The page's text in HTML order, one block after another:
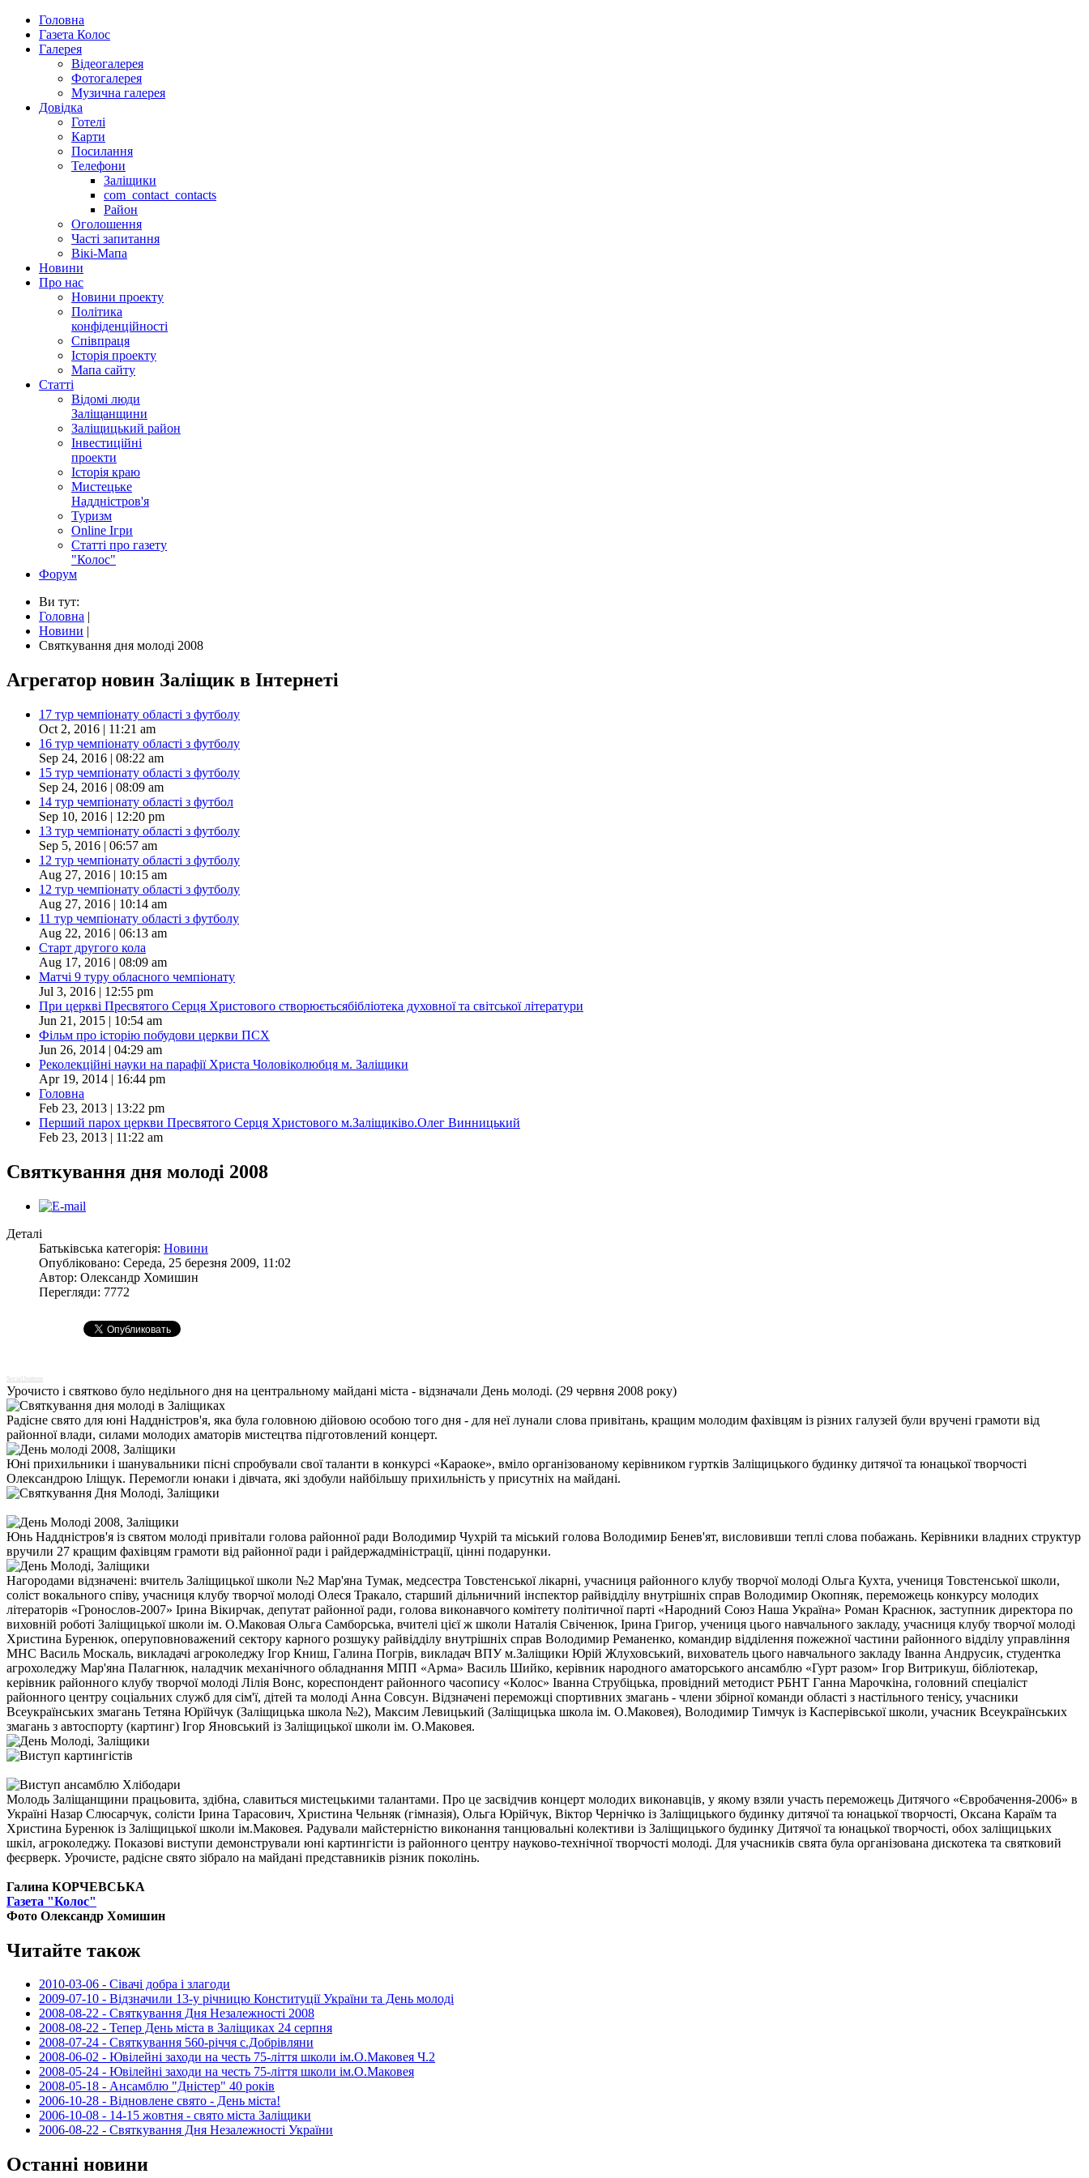
Головна
Газета Колос
Галерея
Відеогалерея
Фотогалерея
Музична галерея
Довідка
Готелі
Карти
Посилання
Телефони
Заліщики
com_contact_contacts
Район
Оголошення
Часті запитання
Вікі-Мапа
Новини
Про нас
Новини проекту
Політика
конфіденційності
Співпраця
Історія проекту
Мапа сайту
Статті
Відомі люди
Заліщанщини
Заліщицький район
Інвестиційні
проекти
Історія краю
Мистецьке
Наддністров'я
Туризм
Online Ігри
Статті про газету
"Колос"
Форум
Ви тут:
Головна |
Новини |
Святкування дня молоді 2008
Агрегатор новин Заліщик в Інтернеті
17 тур чемпіонату області з футболу
Oct 2, 2016 | 11:21 am
16 тур чемпіонату області з футболу
Sep 24, 2016 | 08:22 am
15 тур чемпіонату області з футболу
Sep 24, 2016 | 08:09 am
14 тур чемпіонату області з футбол
Sep 10, 2016 | 12:20 pm
13 тур чемпіонату області з футболу
Sep 5, 2016 | 06:57 am
12 тур чемпіонату області з футболу
Aug 27, 2016 | 10:15 am
12 тур чемпіонату області з футболу
Aug 27, 2016 | 10:14 am
11 тур чемпіонату області з футболу
Aug 22, 2016 | 06:13 am
Старт другого кола
Aug 17, 2016 | 08:09 am
Матчі 9 туру обласного чемпіонату
Jul 3, 2016 | 12:55 pm
При церкві Пресвятого Серця Христового створюєтьсябібліотека духовної та світської літератури
Jun 21, 2015 | 10:54 am
Фільм про історію побудови церкви ПСХ
Jun 26, 2014 | 04:29 am
Реколекційні науки на парафії Христа Чоловіколюбця м. Заліщики
Apr 19, 2014 | 16:44 pm
Головна
Feb 23, 2013 | 13:22 pm
Перший парох церкви Пресвятого Серця Христового м.Заліщиківо.Олег Винницький
Feb 23, 2013 | 11:22 am
Святкування дня молоді 2008
Деталі
Батьківська категорія: Новини
Опубліковано: Середа, 25 березня 2009, 11:02
Автор: Олександр Хомишин
Перегляди: 7772
Social buttons
Урочисто і святково було недільного дня на центральному майдані міста - відзначали День молоді. (29 червня 2008 року)
Радісне свято для юні Наддністров'я, яка була головною дійовою особою того дня - для неї лунали слова привітань, кращим молодим фахівцям із різних галузей були вручені грамоти від
районної влади, силами молодих аматорів мистецтва підготовлений концерт.
Юні прихильники і шанувальники пісні спробували свої таланти в конкурсі «Караоке», вміло організованому керівником гуртків Заліщицького будинку дитячої та юнацької творчості
Олександрою Іліщук. Перемогли юнаки і дівчата, які здобули найбільшу прихильність у присутніх на майдані.
Юнь Наддністров'я із святом молоді привітали голова районної ради Володимир Чухрій та міський голова Володимир Бенев'ят, висловивши теплі слова побажань. Керівники владних структур
вручили 27 кращим фахівцям грамоти від районної ради і райдержадміністрації, цінні подарунки.
Нагородами відзначені: вчитель Заліщицької школи №2 Мар'яна Тумак, медсестра Товстенської лікарні, учасниця районного клубу творчої молоді Ольга Кухта, учениця Товстенської школи,
соліст вокального співу, учасниця клубу творчої молоді Олеся Тракало, старший дільничний інспектор райвідділу внутрішніх справ Володимир Окопняк, переможець конкурсу молодих
літераторів «Гронослов-2007» Ірина Вікирчак, депутат районної ради, голова виконавчого комітету політичної парті «Народний Союз Наша Україна» Роман Краснюк, заступник директора по
виховній роботі Заліщицької школи ім. О.Маковая Ольга Самборська, вчителі цієї ж школи Наталія Свіченюк, Ірина Григор, учениця цього навчального закладу, учасниця клубу творчої молоді
Христина Буренюк, оперуповноважений сектору карного розшуку райвідділу внутрішніх справ Володимир Реманенко, командир відділення пожежної частини районного відділу управління
МНС Василь Москаль, викладачі агроколеджу Ігор Книш, Галина Погрів, викладач ВПУ м.Заліщики Юрій Жлуховський, вихователь цього навчального закладу Іванна Андрусик, студентка
агрохоледжу Мар'яна Палагнюк, наладчик механічного обладнання МПП «Арма» Василь Шийко, керівник народного аматорського ансамблю «Гурт разом» Ігор Витрикуш, бібліотекар,
керівник районного клубу творчої молоді Лілія Вонс, кореспондент районного часопису «Колос» Іванна Струбіцька, провідний методист РБНТ Ганна Марочкіна, головний спеціаліст
районного центру соціальних служб для сім'ї, дітей та молоді Анна Совсун. Відзначені переможці спортивних змагань - члени збірної команди області з настільного тенісу, учасники
Всеукраїнських змагань Тетяна Юрїйчук (Заліщицька школа №2), Максим Левицький (Заліщицька школа ім. О.Маковея), Володимир Тимчук із Касперівської школи, учасник Всеукраїнських
змагань з автоспорту (картинг) Ігор Яновський із Заліщицької школи ім. О.Маковея.
Молодь Заліщанщини працьовита, здібна, славиться мистецькими талантами. Про це засвідчив концерт молодих виконавців, у якому взяли участь переможець Дитячого «Євробачення-2006» в
Україні Назар Слюсарчук, солісти Ірина Тарасович, Христина Чельняк (гімназія), Ольга Юрійчук, Віктор Чернічко із Заліщицького будинку дитячої та юнацької творчості, Оксана Караїм та
Христина Буренюк із Заліщицької школи ім.Маковея. Радували майстерністю виконання танцювальні колективи із Заліщицького будинку Дитячої та юнацької творчості, обох заліщицьких
шкіл, агроколеджу. Показові виступи демонстрували юні картингісти із районного центру науково-технічної творчості молоді. Для учасників свята була організована дискотека та святковий
феєрверк. Урочисте, радісне свято зібрало на майдані представників різник поколінь.
Галина КОРЧЕВСЬКА
Газета "Колос"
Фото Олександр Хомишин
Читайте також
2010-03-06 - Сівачі добра і злагоди
2009-07-10 - Відзначили 13-у річницю Конституції України та День молоді
2008-08-22 - Святкування Дня Незалежності 2008
2008-08-22 - Тепер День міста в Заліщиках 24 серпня
2008-07-24 - Святкування 560-річчя с.Добрівляни
2008-06-02 - Ювілейні заходи на честь 75-ліття школи ім.О.Маковея Ч.2
2008-05-24 - Ювілейні заходи на честь 75-ліття школи ім.О.Маковея
2008-05-18 - Ансамблю "Дністер" 40 років
2006-10-28 - Відновлене свято - День міста!
2006-10-08 - 14-15 жовтня - свято міста Заліщики
2006-08-22 - Святкування Дня Незалежності України
Останні новини